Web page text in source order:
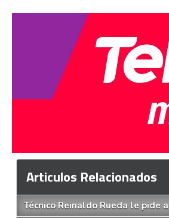
Articulos Relacionados
Técnico Reinaldo Rueda le pide